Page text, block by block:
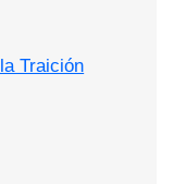
Traición